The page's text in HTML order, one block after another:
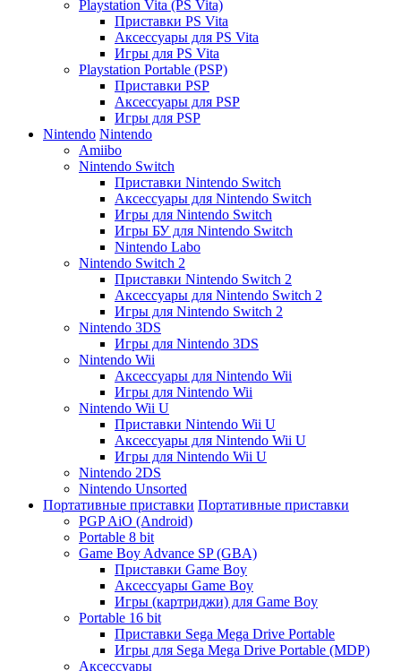
Playstation Vita (PS Vita)
Приставки PS Vita
Аксессуары для PS Vita
Игры для PS Vita
Playstation Portable (PSP)
Приставки PSP
Аксессуары для PSP
Игры для PSP
Nintendo Nintendo
Amiibo
Nintendo Switch
Приставки Nintendo Switch
Аксессуары для Nintendo Switch
Игры для Nintendo Switch
Игры БУ для Nintendo Switch
Nintendo Labo
Nintendo Switch 2
Приставки Nintendo Switch 2
Аксессуары для Nintendo Switch 2
Игры для Nintendo Switch 2
Nintendo 3DS
Игры для Nintendo 3DS
Nintendo Wii
Аксессуары для Nintendo Wii
Игры для Nintendo Wii
Nintendo Wii U
Приставки Nintendo Wii U
Аксессуары для Nintendo Wii U
Игры для Nintendo Wii U
Nintendo 2DS
Nintendo Unsorted
Портативные приставки Портативные приставки
PGP AiO (Android)
Portable 8 bit
Game Boy Advance SP (GBA)
Приставки Game Boy
Аксессуары Game Boy
Игры (картриджи) для Game Boy
Portable 16 bit
Приставки Sega Mega Drive Portable
Игры для Sega Mega Drive Portable (MDP)
Аксессуары